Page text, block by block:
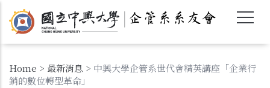
至
內
容Home > 最新消息 > 中興大學企管系世代會精英講座「企業行
銷的數位轉型革命」